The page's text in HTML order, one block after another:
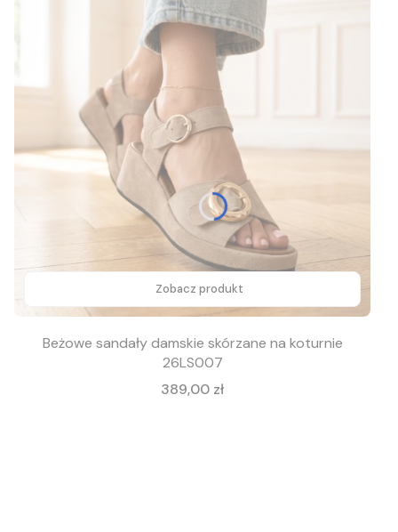
Zobacz produkt
Beżowe sandały damskie skórzane na koturnie
26LS007
Cena
389,00 zł